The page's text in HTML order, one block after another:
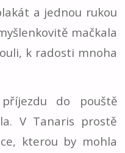
a jednou rukou
mačkala
k radosti mnoha
do pouště
V Tanaris prostě
kterou by mohla